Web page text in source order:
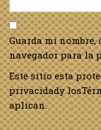
Guarda mi nombre,
navegador para la
Este sitio esta
privacidady los
aplican.